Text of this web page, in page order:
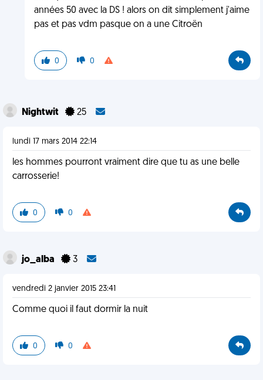
années 50 avec la DS ! alors on dit simplement j'aime
pas et pas vdm pasque on a une Citroën
0 0
Nightwit 25
lundi 17 mars 2014 22:14
les hommes pourront vraiment dire que tu as une belle
carrosserie!
0 0
jo_alba 3
vendredi 2 janvier 2015 23:41
Comme quoi il faut dormir la nuit
0 0